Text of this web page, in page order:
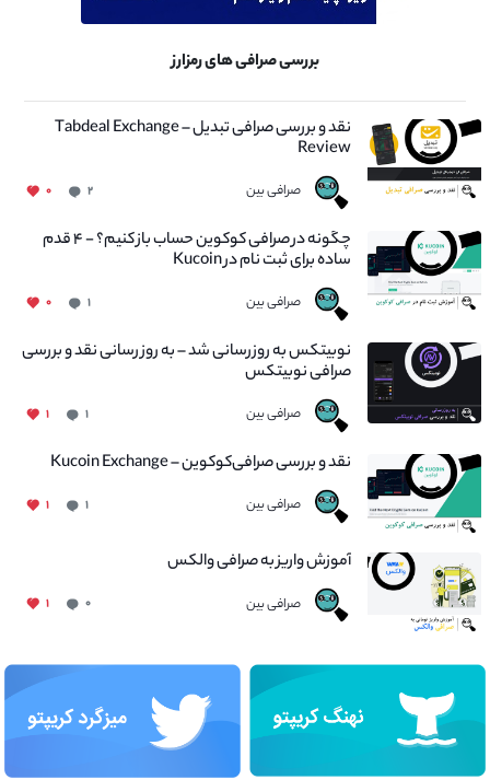
بررسی صرافی های رمزارز
نقد و بررسی صرافی تبدیل – Tabdeal Exchange
Review
صرافی بین ۲ ۰
چگونه در صرافی کوکوین حساب باز کنیم؟ - ۴ قدم
ساده برای ثبت نام در Kucoin
صرافی بین ۱ ۰
نوبیتکس به روزرسانی شد – به روز رسانی نقد و بررسی
صرافی نوبیتکس
صرافی بین ۱ ۱
نقد و بررسی صرافی‌کوکوین – Kucoin Exchange
صرافی بین ۱ ۱
آموزش واریز به صرافی والکس
صرافی بین ۰ ۱